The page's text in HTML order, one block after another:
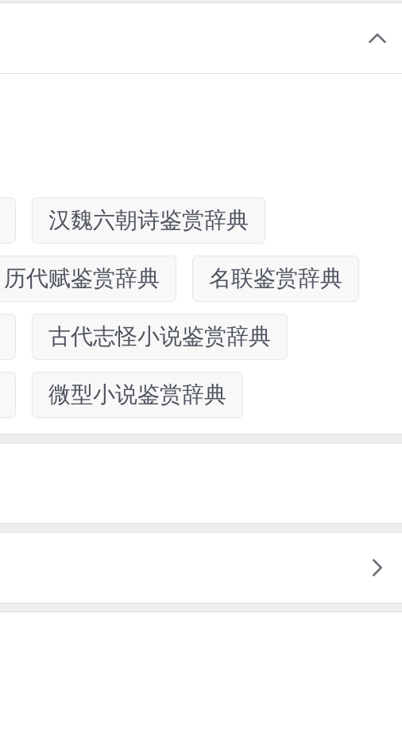
汉魏六朝诗鉴赏辞典
历代赋鉴赏辞典 名联鉴赏辞典
古代志怪小说鉴赏辞典
微型小说鉴赏辞典